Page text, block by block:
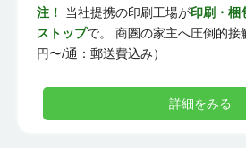
注！
当社提携の印刷工場が印刷・梱
ストップで。 商圏の家主へ圧倒的接
円〜/通：郵送費込み）
詳細をみる